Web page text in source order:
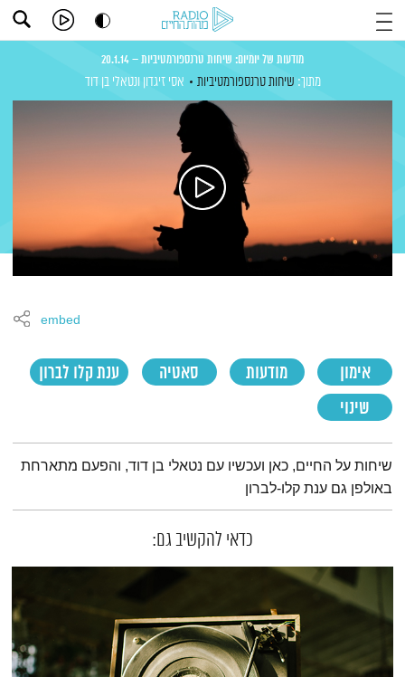
מודעות של יומיום: שיחות טרנספורמטיביות – 20.1.14
מתוך: שיחות טרנספורמטיביות אסי זיגדון ונטאלי בן דוד
אימון מודעות סאטיה
ענת קלו לברון
שינוי
embed
תמצית הפודקאסט
שיחות על החיים, כאן ועכשיו עם נטאלי בן דוד, והפעם מתארחת
באולפן גם ענת קלו-לברון
כדאי להקשיב גם: